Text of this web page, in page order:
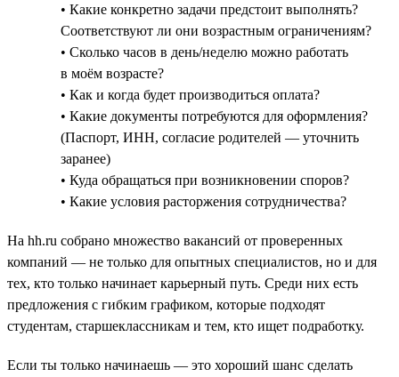
• Какие конкретно задачи предстоит выполнять?
Соответствуют ли они возрастным ограничениям?
• Сколько часов в день/неделю можно работать
в моём возрасте?
• Как и когда будет производиться оплата?
• Какие документы потребуются для оформления?
(Паспорт, ИНН, согласие родителей — уточнить
заранее)
• Куда обращаться при возникновении споров?
• Какие условия расторжения сотрудничества?
На hh.ru собрано множество вакансий от проверенных
компаний — не только для опытных специалистов, но и для
тех, кто только начинает карьерный путь. Среди них есть
предложения с гибким графиком, которые подходят
студентам, старшеклассникам и тем, кто ищет подработку.
Если ты только начинаешь — это хороший шанс сделать